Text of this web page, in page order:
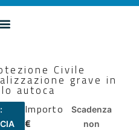
Civile
grave in
autoca
Importo
€
Scadenza
non